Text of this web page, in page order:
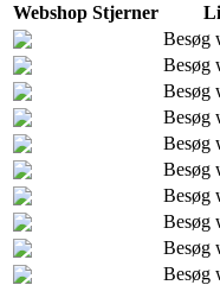
Webshop Stjerner
Besøg
Besøg
Besøg
Besøg
Besøg
Besøg
Besøg
Besøg
Besøg
Besøg